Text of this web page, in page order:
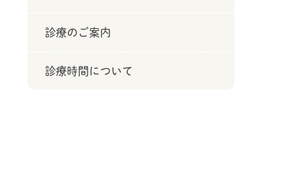
診療のご案内
診療時間について